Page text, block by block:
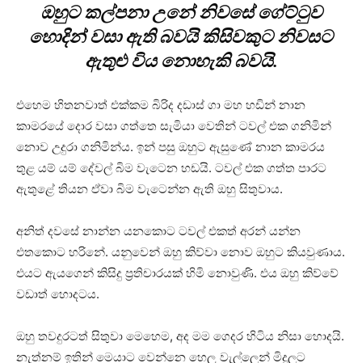
ඔහුට කල්පනා උනේ නිවසේ ගේට්ටුව
හොදින් වසා ඇති බවයි කිසිවකුට නිවසට
ඇතුළු විය නොහැකි බවයි.
එහෙම හිතනවාත් එක්කම බිරිද දඩාස් ගා මහ හඩින් නාන
කාමරයේ දොර වසා ගත්තෙ සැමියා වෙතින් ටවල් එක ගනිමින්
නොව උදුරා ගනිමින්ය. ඉන් පසු ඔහුට ඇසුණේ නාන කාමරය
තුළ යම් යම් දේවල් බිම වැටෙන හඩයි. ටවල් එක ගත්ත පාරට
ඇතුළේ තියන ඒවා බිම වැටෙන්න ඇති ඔහු සිතුවාය.
අනිත් දවසේ නාන්න යනකොට ටවල් එකත් අරන් යන්න
එතකොට හරිනේ. යනුවෙන් ඔහු කිව්වා නොව ඔහුට කියවුණාය.
එයට ඇයගෙන් කිසිදු ප්‍රතිචාරයක් හිමි නොවුණි. එය ඔහු කිව්වේ
වඩාත් හොදටය.
ඔහු තවදුරටත් සිතුවා මෙහෙම, අද මම ගෙදර හිටිය නිසා හොදයි.
නැත්නම් ඉතින් මෙයාට වෙන්නෙ හෙලු වැල්ලෙන් මිදුලට